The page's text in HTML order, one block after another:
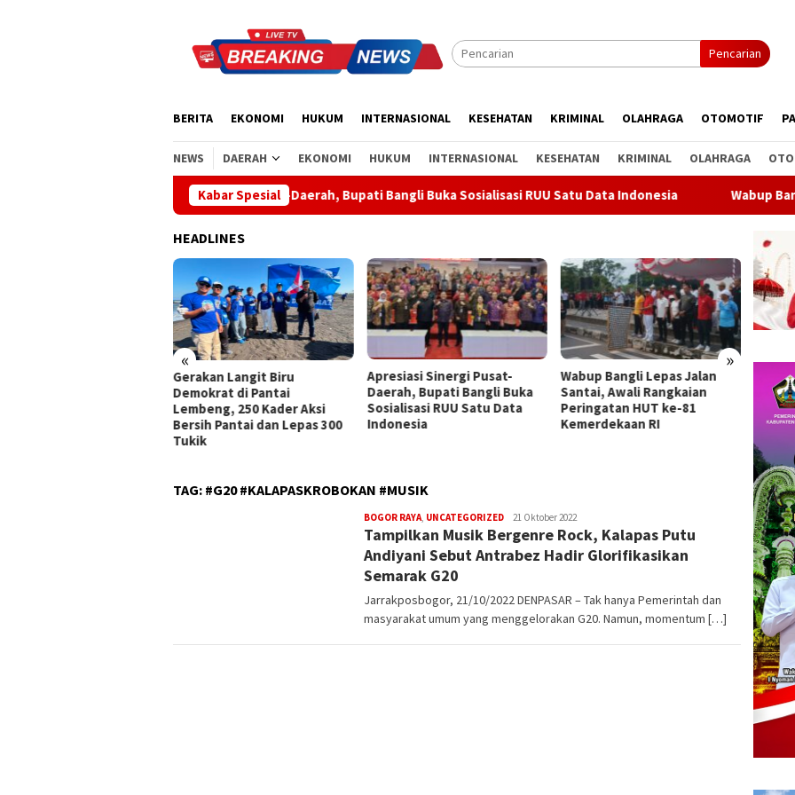
Pencarian
BERITA EKONOMI HUKUM INTERNASIONAL KESEHATAN KRIMINAL OLAHRAGA OTOMOTIF
NEWS DAERAH EKONOMI HUKUM INTERNASIONAL KESEHATAN KRIMINAL OLAHRAGA
Kabar Spesial
Apresiasi Sinergi Pusat-Daerah, Bupati Bangli Buka Sosialisasi RUU Satu Data Indonesia Wabup Bangli Lepas Jalan
HEADLINES
« »
Apresiasi Sinergi Pusat-
Daerah, Bupati Bangli Buka
Sosialisasi RUU Satu Data
Indonesia
Wabup Bangli Lepas Jalan
Santai, Awali Rangkaian
Peringatan HUT ke-81
Kemerdekaan RI
Soal Parkir Mobil di Bypass
Dharma Giri di Gianyar, Nihil
Pengawasan
TAG: #G20 #KALAPASKROBOKAN #MUSIK
BOGOR RAYA, UNCATEGORIZED admin
21 Oktober 2022
Tampilkan Musik Bergenre Rock, Kalapas Putu
Andiyani Sebut Antrabez Hadir Glorifikasikan
Semarak G20
Jarrakposbogor, 21/10/2022 DENPASAR – Tak hanya Pemerintah dan
masyarakat umum yang menggelorakan G20. Namun, momentum […]